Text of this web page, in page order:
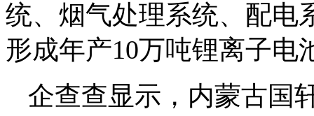
统、烟气处理系统、配电
形成年产10万吨锂离子电
企查查显示，内蒙古国